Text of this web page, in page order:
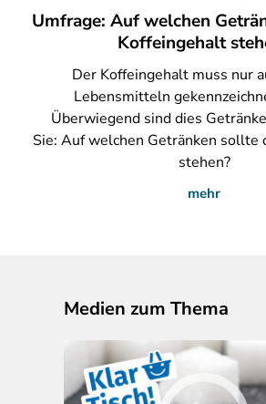
Umfrage: Auf welchen
Koffeingehalt
DerKoffeingehalt muss nur
Lebensmitteln
Überwiegend sind dies
Sie: Auf welchen Getränken sollte
stehen?
mehr
Medien zum Thema